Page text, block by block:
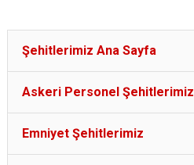
Şehitlerimiz Ana Sayfa
Askeri Personel Şehitlerimiz
Emniyet Şehitlerimiz